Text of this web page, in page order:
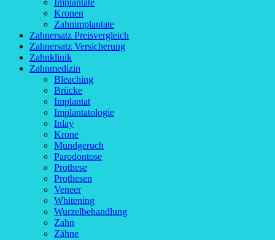
Implantate
Kronen
Zahnimplantate
Zahnersatz Preisvergleich
Zahnersatz Versicherung
Zahnklinik
Zahnmedizin
Bleaching
Brücke
Implantat
Implantatologie
Inlay
Krone
Mundgeruch
Parodontose
Prothese
Prothesen
Veneer
Whitening
Wurzelbehandlung
Zahn
Zähne